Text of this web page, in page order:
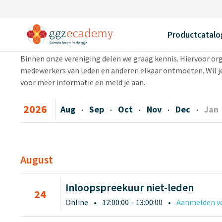
Agenda
Binnen onze vereniging delen we graag kennis. Hiervoor
medewerkers van leden en anderen elkaar ontmoeten. Wil
voor meer informatie en meld je aan.
2026 Aug · Sep · Oct · Nov · Dec · Jan
August
24 Inloopspreekuur niet-leden
Online • 12:00:00 – 13:00:00 • Aanmelden